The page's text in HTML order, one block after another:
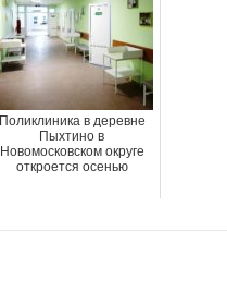
Поликлиника в деревне
Пыхтино в
Новомосковском округе
откроется осенью